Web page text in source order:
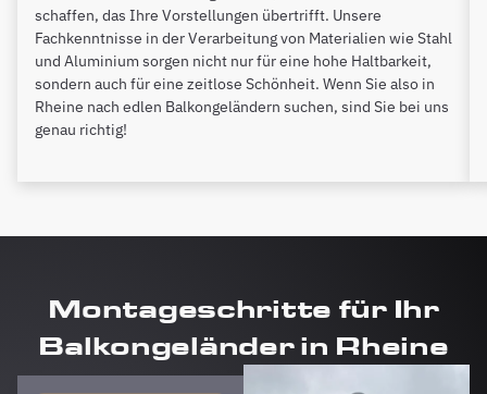
schaffen, das Ihre Vorstellungen übertrifft. Unsere
Fachkenntnisse in der Verarbeitung von Materialien wie Stahl
und Aluminium sorgen nicht nur für eine hohe Haltbarkeit,
sondern auch für eine zeitlose Schönheit. Wenn Sie also in
Rheine nach edlen Balkongeländern suchen, sind Sie bei uns
genau richtig!
Montageschritte für Ihr
Balkongeländer in Rheine